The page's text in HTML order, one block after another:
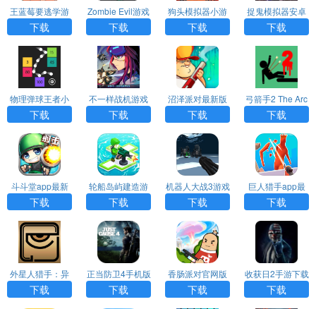
王蓝莓要逃学游
戏最新版app下
载
下载
Zombie Evil游戏
app最新版下载
下载
狗头模拟器小游
戏app最新版下
载
下载
捉鬼模拟器安卓
版app下载
下载
物理弹球王者小
游戏安卓版app
下载
下载
不一样战机游戏
安卓版app下载
下载
沼泽派对最新版
手游app下载
下载
弓箭手2 The Arc
hers 2最新版app
下载
下载
斗斗堂app最新
版下载
下载
轮船岛屿建造游
戏最新版app下
载
下载
机器人大战3游戏
app最新版下载
下载
巨人猎手app最
新版下载
下载
外星人猎手：异
种入侵官方版下
载
下载
正当防卫4手机版
免费下载
下载
香肠派对官网版
下载
下载
收获日2手游下载
下载